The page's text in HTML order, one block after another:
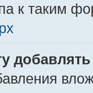
к таким